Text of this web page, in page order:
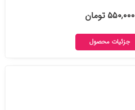
۵۵۰,۰۰۰ تومان
جزئیات محصول